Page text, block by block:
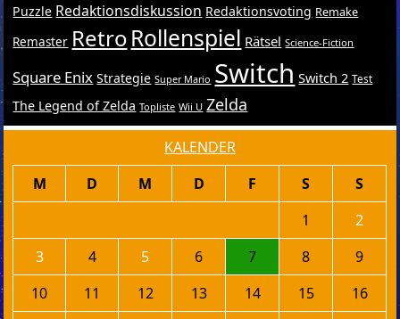
Puzzle Redaktionsdiskussion Redaktionsvoting Remake
Remaster RetroRollenspiel Rätsel Science-Fiction
Square Enix Strategie Super Mario Switch Switch 2 Test
The Legend of Zelda Topliste Wii U Zelda
KALENDER
M D M D F S
S
1
2
3
4 5 6 7 8
9
10
11 12 13 14 15
16